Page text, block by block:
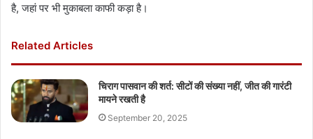
है, जहां पर भी मुकाबला काफी कड़ा है।
Related Articles
चिराग पासवान की शर्त: सीटों की संख्या नहीं, जीत की गारंटी
मायने रखती है
September 20, 2025